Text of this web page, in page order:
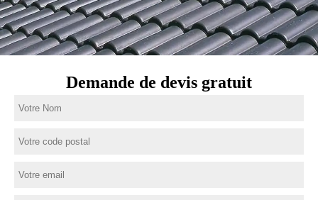
Demande de devis gratuit